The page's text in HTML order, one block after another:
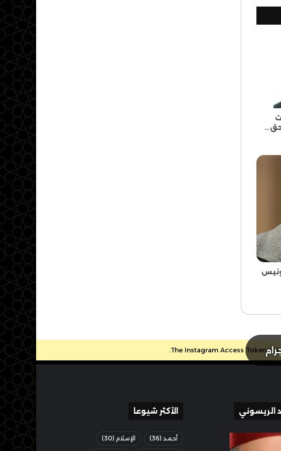
The Instagram Access Token is
الريسوني الأكثر شيوعا
أحمد (36) الإسلام (30)